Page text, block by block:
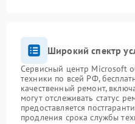
Широкий спектр
Сервисный центр Microsoft
техники по всей РФ,
качественный ремонт,
могут отслеживать статус
предоставляется
продления срока службы